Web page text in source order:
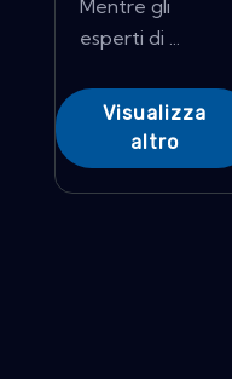
Mentre gli
esperti di ...
Visualizza
altro